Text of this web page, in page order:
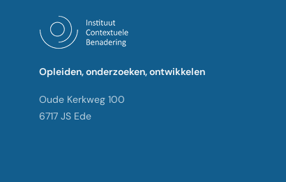
Opleiden, onderzoeken, ontwikkelen
Oude Kerkweg 100
6717 JS Ede